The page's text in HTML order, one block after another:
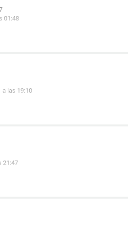
01:48
a las 19:10
21:47